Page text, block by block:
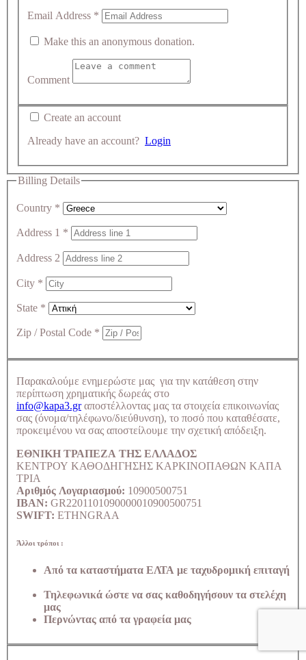
Email Address *
Make this an anonymous donation.
Comment
Create an account
Already have an account? Login
Billing Details
Country *
Address 1 *
Address 2
City *
State *
Zip / Postal Code *
Παρακαλούμε ενημερώστε μας για την κατάθεση στην
περίπτωση χρηματικής δωρεάς στο
info@kapa3.grαποστέλλοντας μας τα στοιχεία επικοινωνίας
σας (όνομα/τηλέφωνο/διεύθυνση), το ποσό που καταθέσατε,
προκειμένου να σας αποστείλουμε την σχετική απόδειξη.
ΕΘΝΙΚΗ ΤΡΑΠΕΖΑ ΤΗΣ ΕΛΛΑΔΟΣ
ΚΕΝΤΡΟΥ ΚΑΘΟΔΗΓΗΣΗΣ ΚΑΡΚΙΝΟΠΑΘΩΝ ΚΑΠΑ
ΤΡΙΑ
Αριθμός Λογαριασμού: 10900500751
IBAN: GR2201101090000010900500751
SWIFT: ETHNGRAA
Άλλοι τρόποι :
Από τα καταστήματα ΕΛΤΑ με ταχυδρομική επιταγή
Τηλεφωνικά ώστε να σας καθοδηγήσουν τα στελέχη
μας
Περνώντας από τα γραφεία μας